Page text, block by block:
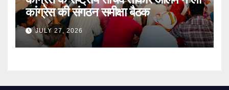
कांग्रेस की संगठन समीक्षा बैठक
JULY 27, 2026